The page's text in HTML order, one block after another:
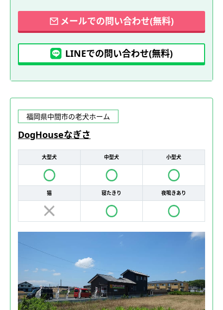
メールでの問い合わせ(無料)
LINEでの問い合わせ(無料)
福岡県中間市の老犬ホーム
DogHouseなぎさ
大型犬 中型犬 小型犬
猫 寝たきり 夜鳴きあり